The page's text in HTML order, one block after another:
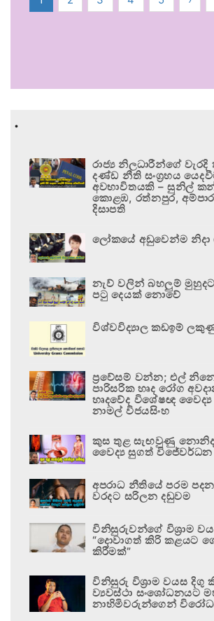
.
රාජ්‍ය නිලධාරීන්ගේ
දණ්ඩ නීති සංග්‍රහය
අවභාවිතයකි – සුනිල්
කොළඹ, රත්නපුර,
දිසාපති
ලෝකයේ අඩුවෙන්ම නිදා
නැව් වලින් බහලුම්
පටු දෙයක් නොවේ
විශ්වවිද්‍යාල කඩඉම්
ප්‍රවේසම් වන්න; එල්
පාරිසරික හෘද රෝග
හෘදවේද විශේෂඥ වෛද්‍ය
නාමල් විජයසිංහ
කුස තුළ සැඟවුණු
වෛද්‍ය සුගත් විජේවර්ධන
අපරාධ නීතියේ පරම
වරදට සරිලන දඬුවම
විනිසුරුවන්ගේ විශ්‍රාම
“දොවාගත් කිරි කළයට
කිරීමක්”
විනිසුරු විශ්‍රාම වයස දිගු
ව්‍යවස්ථා සංශෝධනයට
නාහිමිවරුන්ගෙන්